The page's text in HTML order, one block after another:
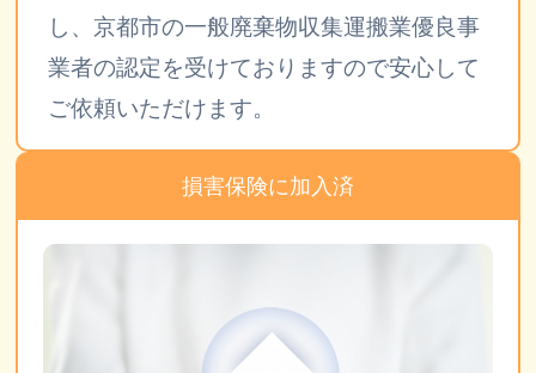
し、京都市の一般廃棄物収集運搬業優良事
業者の認定を受けておりますので安心して
ご依頼いただけます。
損害保険に加入済